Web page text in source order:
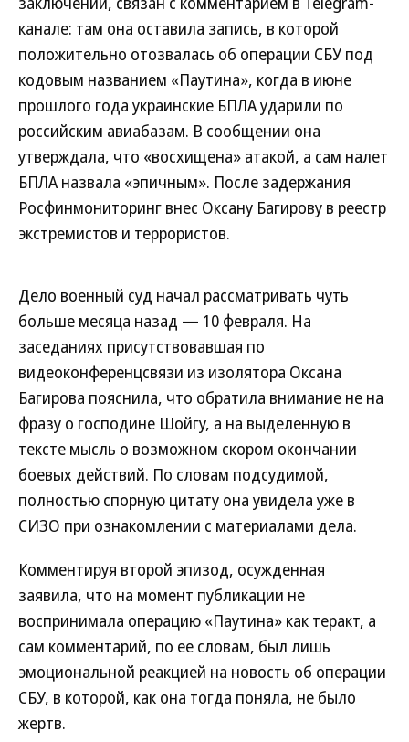
канале: там она оставила запись, в которой
положительно отозвалась об операции СБУ под
кодовым названием «Паутина», когда в июне
прошлого года украинские БПЛА ударили по
российским авиабазам. В сообщении она
утверждала, что «восхищена» атакой, а сам налет
БПЛА назвала «эпичным». После задержания
Росфинмониторинг внес Оксану Багирову в реестр
экстремистов и террористов.
Дело военный суд начал рассматривать чуть
больше месяца назад — 10 февраля. На
заседаниях присутствовавшая по
видеоконференцсвязи из изолятора Оксана
Багирова пояснила, что обратила внимание не на
фразу о господине Шойгу, а на выделенную в
тексте мысль о возможном скором окончании
боевых действий. По словам подсудимой,
полностью спорную цитату она увидела уже в
СИЗО при ознакомлении с материалами дела.
Комментируя второй эпизод, осужденная
заявила, что на момент публикации не
воспринимала операцию «Паутина» как теракт, а
сам комментарий, по ее словам, был лишь
эмоциональной реакцией на новость об операции
СБУ, в которой, как она тогда поняла, не было
жертв.